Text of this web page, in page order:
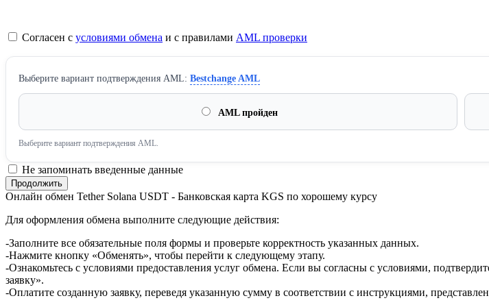
Согласен с условиями обмена и с правилами AML проверки
Выберите вариант подтверждения AML: Bestchange AML
AML пройден
Выберите вариант подтверждения AML.
Не запоминать введенные данные
Онлайн обмен Tether Solana USDT - Банковская карта KGS по хорошему курсу
Для оформления обмена выполните следующие действия:
-Заполните все обязательные поля формы и проверьте корректность указанных данных.
-Нажмите кнопку «Обменять», чтобы перейти к следующему этапу.
-Ознакомьтесь с условиями предоставления услуг обмена. Если вы согласны с условиями,
заявку».
-Оплатите созданную заявку, переведя указанную сумму в соответствии с инструкциями,